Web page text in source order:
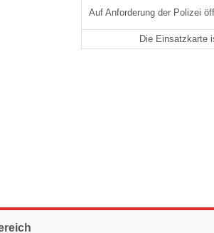
Auf Anforderung der Polizei
Die Einsatzkarte